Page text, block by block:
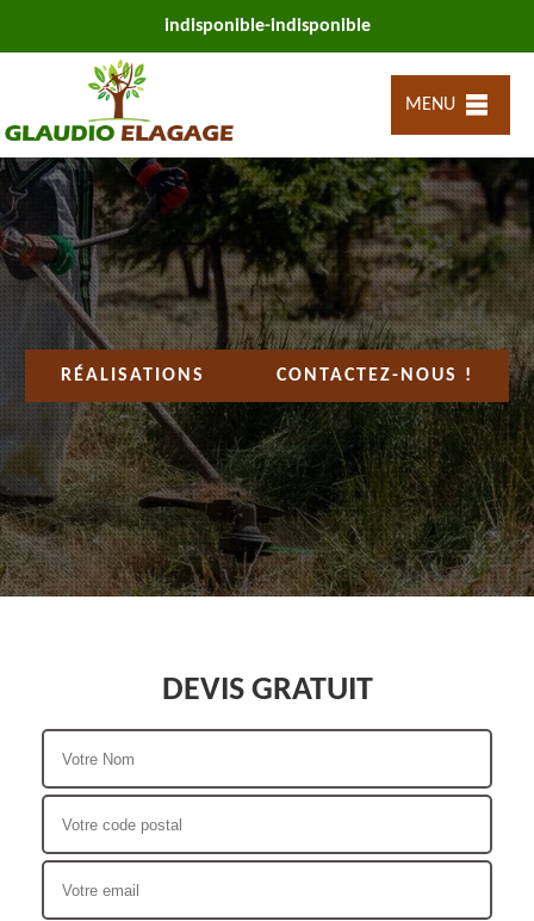
indisponible-indisponible
MENU
RÉALISATIONS CONTACTEZ-NOUS !
DEVIS GRATUIT